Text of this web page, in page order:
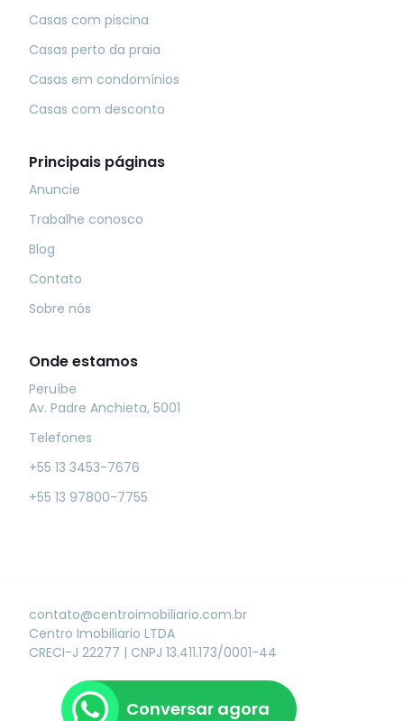
Conversar agora
Casas com piscina
Casas perto da praia
Casas em condomínios
Casas com desconto
Principais páginas
Anuncie
Trabalhe conosco
Blog
Contato
Sobre nós
Onde estamos
Peruíbe
Av. Padre Anchieta, 5001
Telefones
+55 13 3453-7676
+55 13 97800-7755
Centro Imobiliario LTDA
CRECI-J 22277 | CNPJ 13.411.173/0001-44
contato@centroimobiliario.com.br